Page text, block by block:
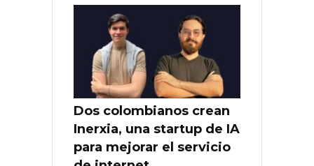
Dos colombianos crean
Inerxia, una startup de IA
para mejorar el servicio